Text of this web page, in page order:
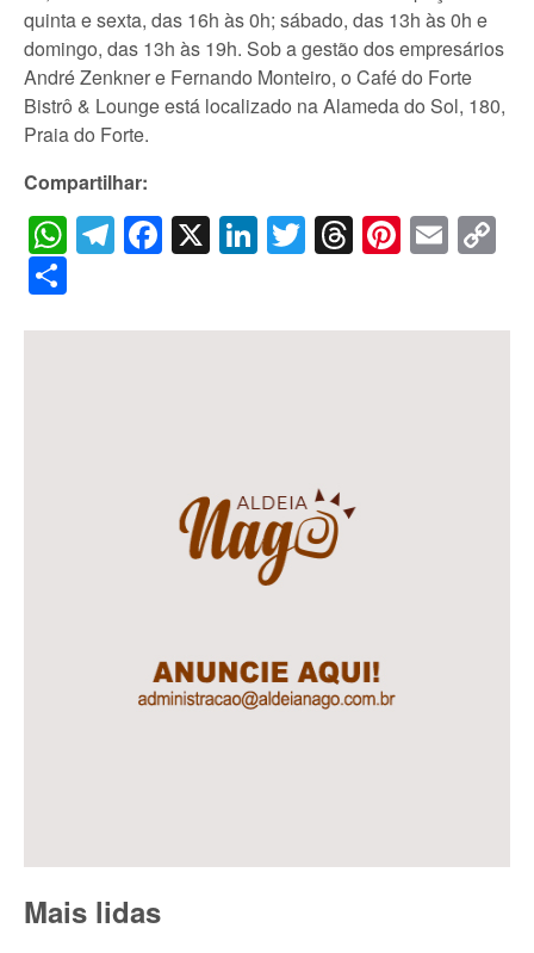
quinta e sexta, das 16h às 0h; sábado, das 13h às 0h e
domingo, das 13h às 19h. Sob a gestão dos empresários
André Zenkner e Fernando Monteiro, o Café do Forte
Bistrô & Lounge está localizado na Alameda do Sol, 180,
Praia do Forte.
Compartilhar:
WhatsApp
Telegram
Facebook
X LinkedIn
Twitter
Threads
Mais lidas